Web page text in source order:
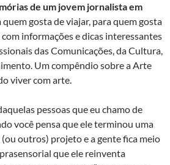
de um jovem jornalista em
gosta de viajar, para quem gosta
informações e dicas interessantes
das Comunicações, da Cultura,
Um compêndio sobre a Arte
viver com arte.
pessoas que eu chamo de
você pensa que ele terminou uma
outros) projeto e a gente fica meio
que ele reinventa